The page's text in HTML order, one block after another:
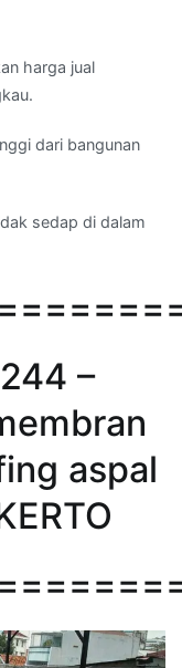
harga jual
dari bangunan
sedap di dalam
–
aspal